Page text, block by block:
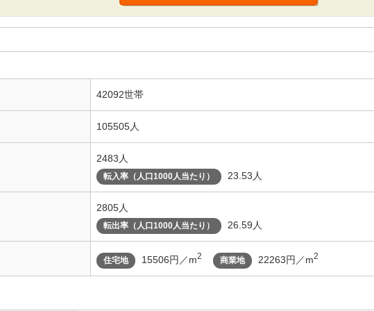
42092世帯
105505人
2483人
転入率（人口1000人当たり） 23.53人
2805人
転出率（人口1000人当たり） 26.59人
住宅地 15506円／m2 商業地 22263円／m2